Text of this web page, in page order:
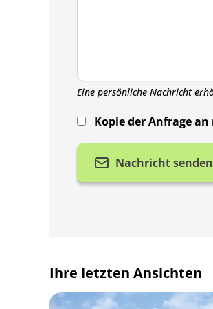
Eine persönliche Nachricht
Kopie der Anfrage
Nachricht senden
Ihre letzten Ansichten